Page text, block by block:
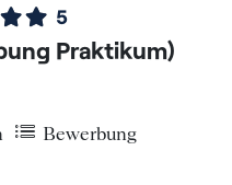
5
Praktikum)
Bewerbung